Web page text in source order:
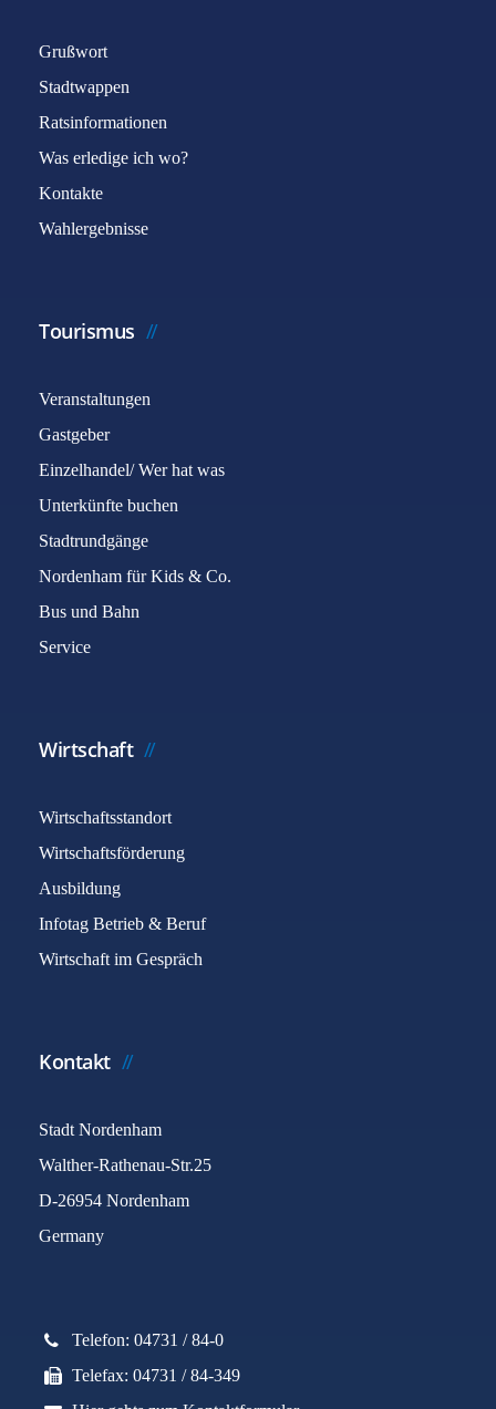
Grußwort
Stadtwappen
Ratsinformationen
Was erledige ich wo?
Kontakte
Wahlergebnisse
Tourismus
Veranstaltungen
Gastgeber
Einzelhandel/ Wer hat was
Unterkünfte buchen
Stadtrundgänge
Nordenham für Kids & Co.
Bus und Bahn
Service
Wirtschaft
Wirtschaftsstandort
Wirtschaftsförderung
Ausbildung
Infotag Betrieb & Beruf
Wirtschaft im Gespräch
Kontakt
Stadt Nordenham
Walther-Rathenau-Str.25
D-26954 Nordenham
Germany
Telefon: 04731 / 84-0
Telefax: 04731 / 84-349